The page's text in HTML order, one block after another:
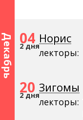
Декабрь 04
2 дня
Норис
лекторы:
20
2 дня
Зигомы
лекторы: